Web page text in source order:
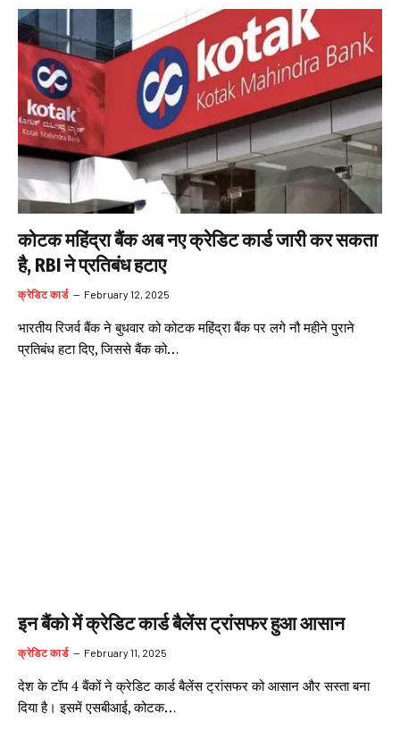
कोटक महिंद्रा बैंक अब नए क्रेडिट कार्ड जारी कर सकता
है, RBI ने प्रतिबंध हटाए
क्रेडिट कार्ड February 12, 2025
भारतीय रिजर्व बैंक ने बुधवार को कोटक महिंद्रा बैंक पर लगे नौ महीने पुराने
प्रतिबंध हटा दिए, जिससे बैंक को…
इन बैंको में क्रेडिट कार्ड बैलेंस ट्रांसफर हुआ आसान
क्रेडिट कार्ड February 11, 2025
देश के टॉप 4 बैंकों ने क्रेडिट कार्ड बैलेंस ट्रांसफर को आसान और सस्ता बना
दिया है। इसमें एसबीआई, कोटक…